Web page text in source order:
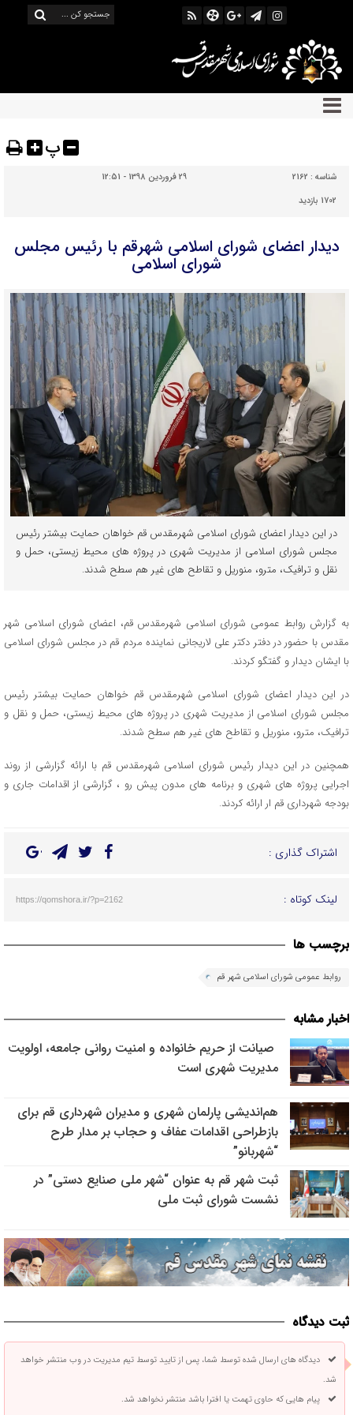
پ
شناسه : 2162
29 فروردین 1398 - 12:51
1702 بازدید
دیدار اعضای شورای اسلامی شهرقم با رئیس مجلس
شورای اسلامی
در این دیدار اعضای شورای اسلامی شهرمقدس قم خواهان حمایت بیشتر رئیس
مجلس شورای اسلامی از مدیریت شهری در پروژه های محیط زیستی، حمل و
نقل و ترافیک، مترو، منوریل و تقاطح های غیر هم سطح شدند.
به گزارش روابط عمومی شورای اسلامی شهرمقدس قم، اعضای شورای اسلامی شهر
مقدس با حضور در دفتر دکتر علی لاریجانی نماینده مردم قم در مجلس شورای اسلامی
با ایشان دیدار و گفتگو کردند.
در این دیدار اعضای شورای اسلامی شهرمقدس قم خواهان حمایت بیشتر رئیس
مجلس شورای اسلامی از مدیریت شهری در پروژه های محیط زیستی، حمل و نقل و
ترافیک، مترو، منوریل و تقاطح های غیر هم سطح شدند.
همچنین در این دیدار رئیس شورای اسلامی شهرمقدس قم با ارائه گزارشی از روند
اجرایی پروژه های شهری و برنامه های مدون پیش رو ، گزارشی از اقدامات جاری و
بودجه شهرداری قم ار ارائه کردند.
اشتراک گذاری :
لینک کوتاه : https://qomshora.ir/?p=2162
برچسب ها
روابط عمومی شورای اسلامی شهر قم
اخبار مشابه
صیانت از حریم خانواده و امنیت روانی جامعه، اولویت
مدیریت شهری است
هم‌اندیشی پارلمان شهری و مدیران شهرداری قم برای
بازطراحی اقدامات عفاف و حجاب بر مدار طرح
“شهربانو”
ثبت شهر قم به عنوان “شهر ملی صنایع دستی” در
نشست شورای ثبت ملی
ثبت دیدگاه
دیدگاه های ارسال شده توسط شما، پس از تایید توسط تیم مدیریت در وب منتشر خواهد
شد.
پیام هایی که حاوی تهمت یا افترا باشد منتشر نخواهد شد.